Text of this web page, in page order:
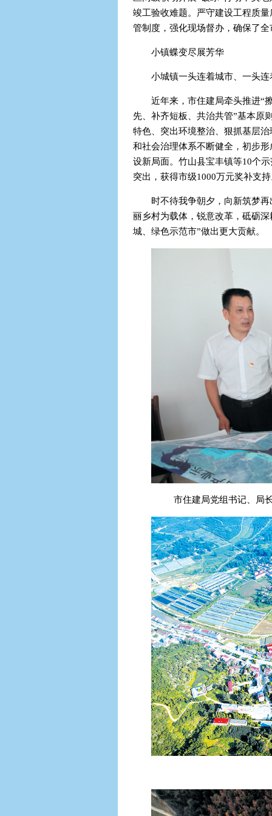
竣工验收难题。严守建设工程质
管制度，强化现场督办，确保了
小镇蝶变尽展芳华
小城镇一头连着城市、一头
近年来，市住建局牵头推进“
先、补齐短板、共治共管”基本原
特色、突出环境整治、狠抓基层
和社会治理体系不断健全，初步
设新局面。竹山县宝丰镇等10个
突出，获得市级1000万元奖补支
时不待我争朝夕，向新筑梦
丽乡村为载体，锐意改革，砥砺
城、绿色示范市”做出更大贡献。
市住建局党组书记、局